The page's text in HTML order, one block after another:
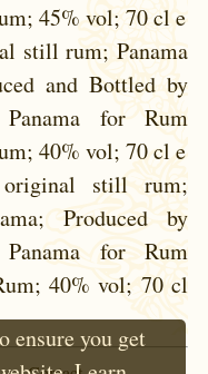
45% vol; 70 cl e
still rum; Panama
and Bottled by
for Rum
40% vol; 70 cl e
still rum;
Produced by
for Rum
40% vol; 70 cl
ensure you get